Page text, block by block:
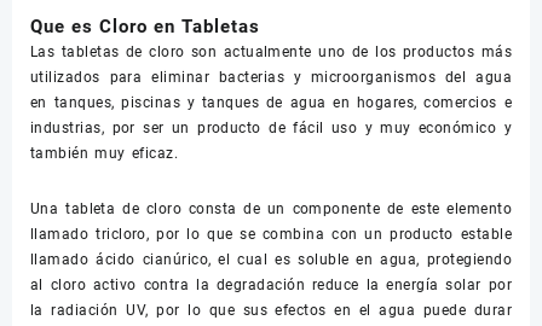
Que es Cloro en Tabletas
Las tabletas de cloro son actualmente uno de los productos más
utilizados para eliminar bacterias y microorganismos del agua
en tanques, piscinas y tanques de agua en hogares, comercios e
industrias, por ser un producto de fácil uso y muy económico y
también muy eficaz.
Una tableta de cloro consta de un componente de este elemento
llamado tricloro, por lo que se combina con un producto estable
llamado ácido cianúrico, el cual es soluble en agua, protegiendo
al cloro activo contra la degradación reduce la energía solar por
la radiación UV, por lo que sus efectos en el agua puede durar